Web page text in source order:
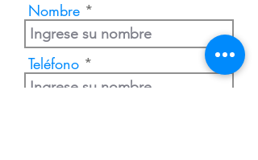
Nombre
Teléfono